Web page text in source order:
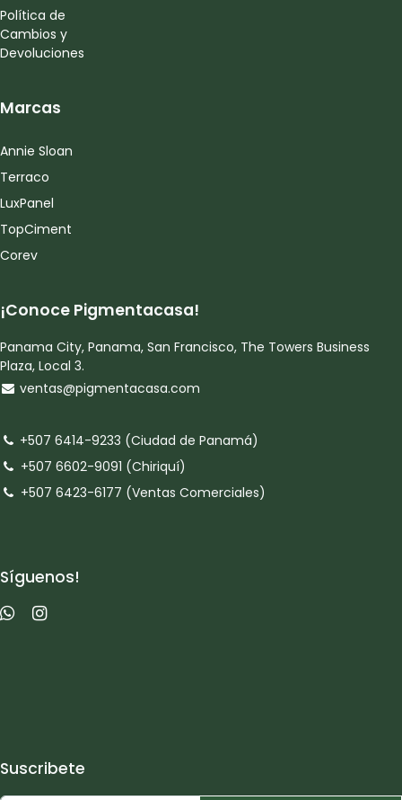
Política de
Cambios y
Devoluciones
Marcas
Annie Sloan
Terraco
LuxPanel
TopCiment
Corev
¡Conoce Pigmentacasa!
Panama City, Panama, San Francisco, The Towers Business
Plaza, Local 3.
ventas@pigmentacasa.com
+507 6414-9233 (Ciudad de Panamá)
+507 6602-9091 (Chiriquí)
+507 6423-6177 (Ventas Comerciales)
Síguenos!
Suscribete